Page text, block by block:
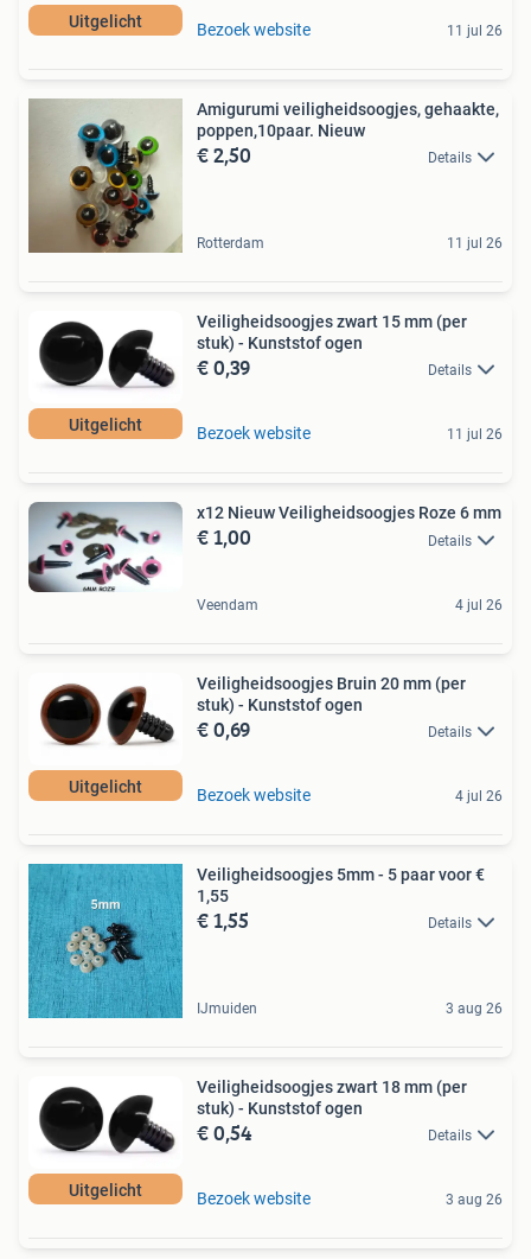
Uitgelicht Bezoek website 11 jul 26
Amigurumi veiligheidsoogjes, gehaakte,
poppen,10paar. Nieuw
€ 2,50 Details
Rotterdam 11 jul 26
Uitgelicht
Veiligheidsoogjes zwart 15 mm (per
stuk) - Kunststof ogen
€ 0,39 Details
Bezoek website 11 jul 26
x12 Nieuw Veiligheidsoogjes Roze 6 mm
€ 1,00 Details
Veendam 4 jul 26
Uitgelicht
Veiligheidsoogjes Bruin 20 mm (per
stuk) - Kunststof ogen
€ 0,69 Details
Bezoek website 4 jul 26
Veiligheidsoogjes 5mm - 5 paar voor €
1,55
€ 1,55 Details
IJmuiden 3 aug 26
Uitgelicht
Veiligheidsoogjes zwart 18 mm (per
stuk) - Kunststof ogen
€ 0,54 Details
Bezoek website 3 aug 26